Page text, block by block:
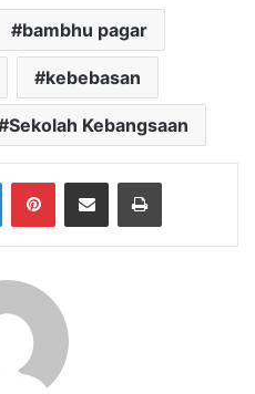
bambhu pagar
kebebasan
Sekolah Kebangsaan
LinkedInPinterestShare via Email Print